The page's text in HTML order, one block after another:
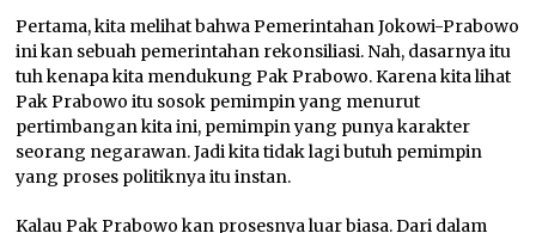
Pertama, kita melihat bahwa Pemerintahan Jokowi-Prabowo
ini kan sebuah pemerintahan rekonsiliasi. Nah, dasarnya itu
tuh kenapa kita mendukung Pak Prabowo. Karena kita lihat
Pak Prabowo itu sosok pemimpin yang menurut
pertimbangan kita ini, pemimpin yang punya karakter
seorang negarawan. Jadi kita tidak lagi butuh pemimpin
yang proses politiknya itu instan.
Kalau Pak Prabowo kan prosesnya luar biasa. Dari dalam